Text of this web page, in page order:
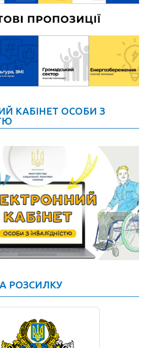
КАБІНЕТ ОСОБИ З
РОЗСИЛКУ